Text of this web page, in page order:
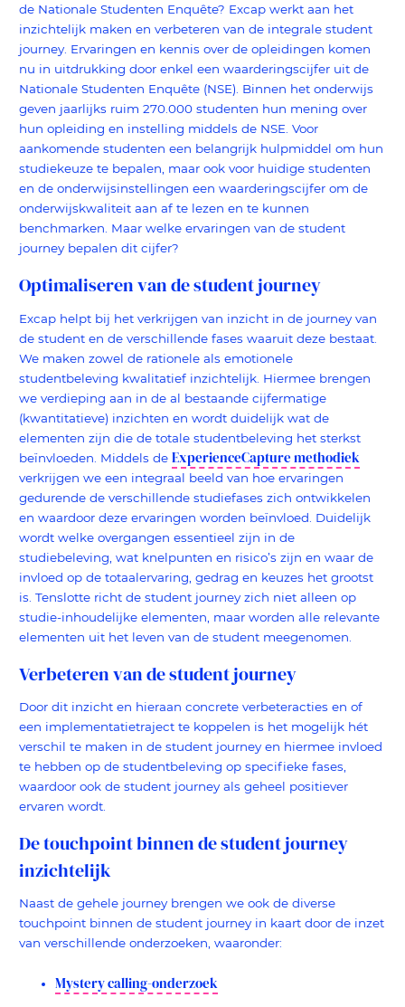
de Nationale Studenten Enquête? Excap werkt aan het
inzichtelijk maken en verbeteren van de integrale student
journey. Ervaringen en kennis over de opleidingen komen
nu in uitdrukking door enkel een waarderingscijfer uit de
Nationale Studenten Enquête (NSE). Binnen het onderwijs
geven jaarlijks ruim 270.000 studenten hun mening over
hun opleiding en instelling middels de NSE. Voor
aankomende studenten een belangrijk hulpmiddel om hun
studiekeuze te bepalen, maar ook voor huidige studenten
en de onderwijsinstellingen een waarderingscijfer om de
onderwijskwaliteit aan af te lezen en te kunnen
benchmarken. Maar welke ervaringen van de student
journey bepalen dit cijfer?
Optimaliseren van de student journey
Excap helpt bij het verkrijgen van inzicht in de journey van
de student en de verschillende fases waaruit deze bestaat.
We maken zowel de rationele als emotionele
studentbeleving kwalitatief inzichtelijk. Hiermee brengen
we verdieping aan in de al bestaande cijfermatige
(kwantitatieve) inzichten en wordt duidelijk wat de
elementen zijn die de totale studentbeleving het sterkst
beïnvloeden. Middels de ExperienceCapture methodiek
verkrijgen we een integraal beeld van hoe ervaringen
gedurende de verschillende studiefases zich ontwikkelen
en waardoor deze ervaringen worden beïnvloed. Duidelijk
wordt welke overgangen essentieel zijn in de
studiebeleving, wat knelpunten en risico’s zijn en waar de
invloed op de totaalervaring, gedrag en keuzes het grootst
is. Tenslotte richt de student journey zich niet alleen op
studie-inhoudelijke elementen, maar worden alle relevante
elementen uit het leven van de student meegenomen.
Verbeteren van de student journey
Door dit inzicht en hieraan concrete verbeteracties en of
een implementatietraject te koppelen is het mogelijk hét
verschil te maken in de student journey en hiermee invloed
te hebben op de studentbeleving op specifieke fases,
waardoor ook de student journey als geheel positiever
ervaren wordt.
De touchpoint binnen de student journey
inzichtelijk
Naast de gehele journey brengen we ook de diverse
touchpoint binnen de student journey in kaart door de inzet
van verschillende onderzoeken, waaronder:
Mystery calling-onderzoek